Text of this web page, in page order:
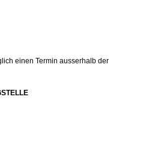
einen Termin ausserhalb der